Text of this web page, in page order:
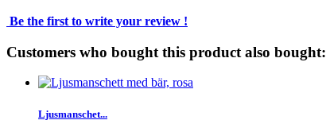
Be the first to write your review !
Customers who bought this product also bought:
Ljusmanschet...